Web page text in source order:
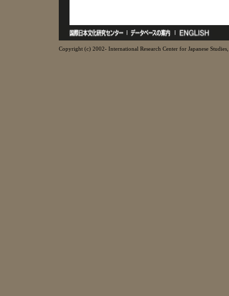
Copyright (c) 2002- International Research Center for Japanese